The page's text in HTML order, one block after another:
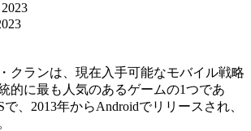
クランは、現在入手可能なモバイル戦略
的に最も人気のあるゲームの1つであ
で、2013年からAndroidでリリースされ、